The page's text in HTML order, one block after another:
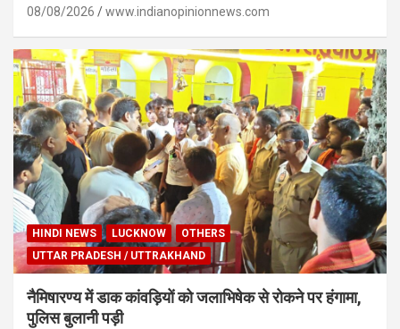
08/08/2026 www.indianopinionnews.com
HINDI NEWS LUCKNOW
OTHERS
UTTAR PRADESH / UTTRAKHAND
नैमिषारण्य में डाक कांवड़ियों को जलाभिषेक से रोकने पर हंगामा,
पुलिस बुलानी पड़ी